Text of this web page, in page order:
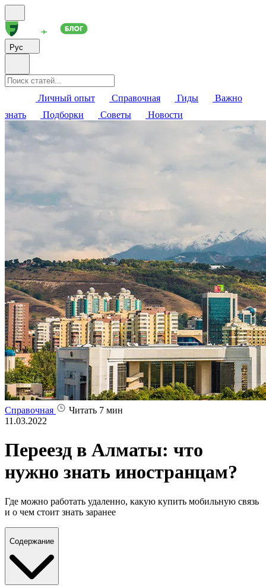
Рус
Личный опыт Справочная Гиды
Важно
знать
Подборки Советы Новости
Справочная
Читать 7 мин
11.03.2022
Переезд в Алматы: что
нужно знать иностранцам?
Где можно работать удаленно, какую купить мобильную связь
и о чем стоит знать заранее
Содержание